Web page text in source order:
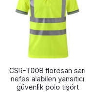
CSR-T008 floresan sarı
nefes alabilen yansıtıcı
güvenlik polo tişört